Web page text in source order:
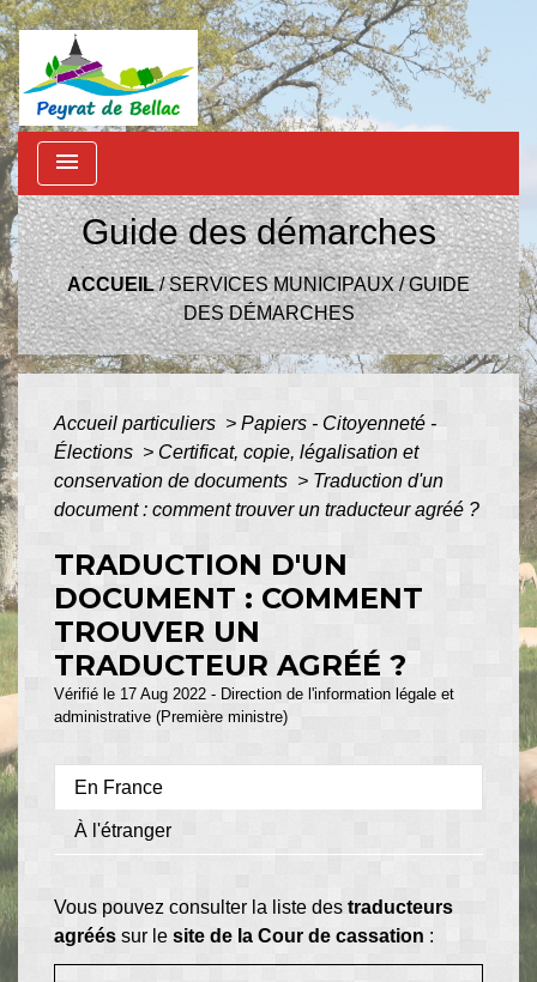
menu
Guide des démarches
ACCUEIL/SERVICES MUNICIPAUX/GUIDE
DES DÉMARCHES
Accueil particuliers > Papiers - Citoyenneté -
Élections > Certificat, copie, légalisation et
conservation de documents > Traduction d'un
document : comment trouver un traducteur agréé ?
TRADUCTION D'UN
DOCUMENT : COMMENT
TROUVER UN
TRADUCTEUR AGRÉÉ ?
Vérifié le 17 Aug 2022 - Direction de l'information légale et
administrative (Première ministre)
En France
À l'étranger
Vous pouvez consulter la liste des traducteurs
agréés sur le site de la Cour de cassation :